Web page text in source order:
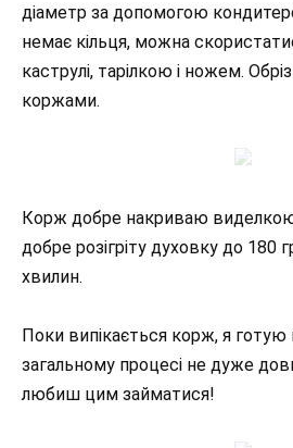
діаметр за допомогою
немає кільця, можна
каструлі, тарілкою і ножем.
коржами.
Корж добре накриваю виделкою
добре розігріту духовку до 180
хвилин.
Поки випікається корж, я готую
загальному процесі не дуже
любиш цим займатися!